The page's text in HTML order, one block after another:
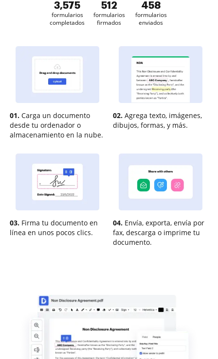
3,575
formularios
completados
512
formularios
firmados
458
formularios
enviados
01. Carga un documento
desde tu ordenador o
almacenamiento en la nube.
02. Agrega texto, imágenes,
dibujos, formas, y más.
03. Firma tu documento en
línea en unos pocos clics.
04. Envía, exporta, envía por
fax, descarga o imprime tu
documento.